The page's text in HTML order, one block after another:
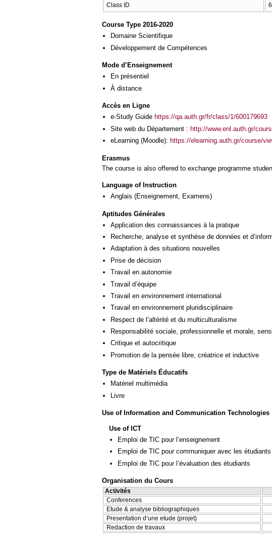
Class ID
Course Type 2016-2020
Domaine Scientifique
Développement de Compétences
Mode d’Enseignement
En présentiel
À distance
Accès en Ligne
e-Study Guide https://qa.auth.gr/fr/class/1/600179693
Site web du Département : http://www.enl.auth.gr/
eLearning (Moodle): https://elearning.auth.gr/course/
Erasmus
The course is also offered to exchange programme
Language of Instruction
Anglais (Enseignement, Examens)
Aptitudes Générales
Application des connaissances à la pratique
Recherche, analyse et synthèse de données et
Adaptation à des situations nouvelles
Prise de décision
Travail en autonomie
Travail d’équipe
Travail en environnement international
Travail en environnement pluridisciplinaire
Respect de l’altérité et du multiculturalisme
Responsabilité sociale, professionnelle et morale,
Critique et autocritique
Promotion de la pensée libre, créatrice et inductive
Type de Matériels Éducatifs
Matériel multimédia
Livre
Use of Information and Communication Technologies
Use of ICT
Emploi de TIC pour l’enseignement
Emploi de TIC pour communiquer avec les étudiants
Emploi de TIC pour l’évaluation des étudiants
Organisation du Cours
Activités
Conferences
Etude & analyse bibliographiques
Presentation d’une etude (projet)
Redaction de travaux